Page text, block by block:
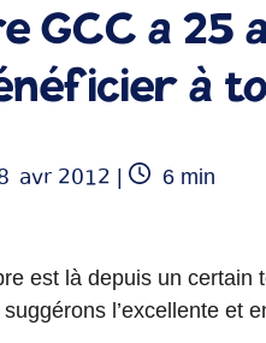
GCC a 25
à
avr 2012 |
Temps
6 min
est là depuis un certain
l’excellente et